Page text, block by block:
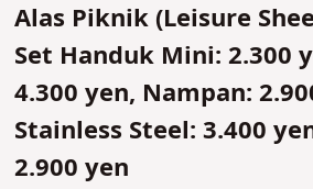
Alas Piknik (Leisure
Set Handuk Mini: 2.300
4.300 yen, Nampan:
Stainless Steel: 3.400
2.900 yen